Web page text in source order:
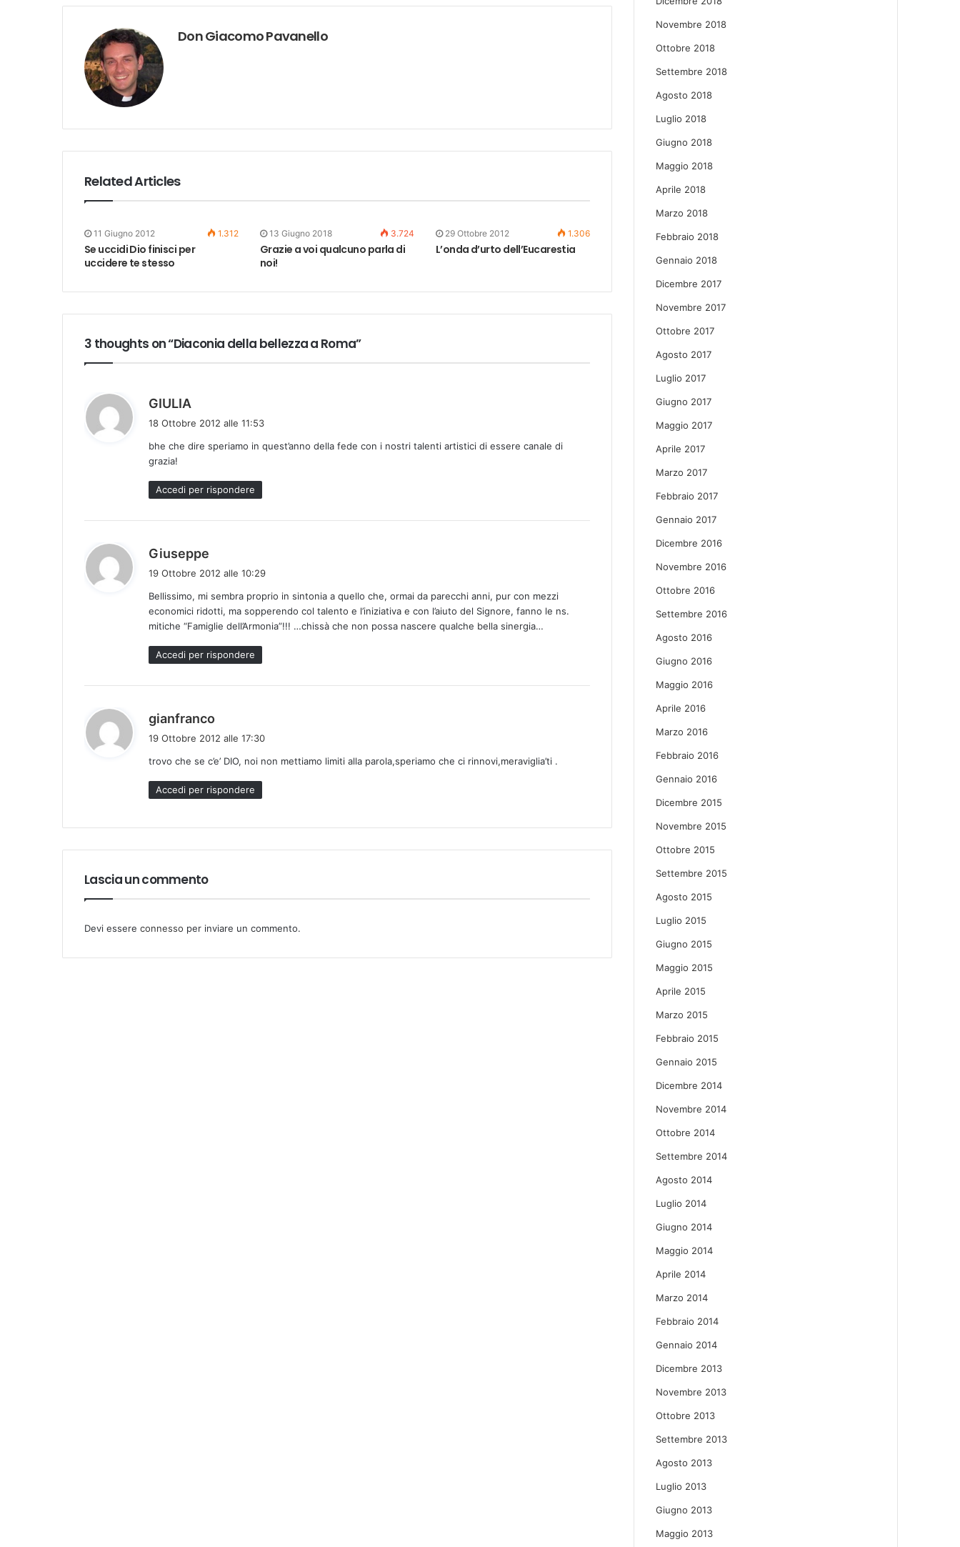
Don Giacomo Pavanello
Related Articles
11 Giugno 2012 1.312
Se uccidi Dio finisci per
uccidere te stesso
13 Giugno 2018 3.724
Grazie a voi qualcuno parla di
noi!
29 Ottobre 2012 1.306
L’onda d’urto dell’Eucarestia
3 thoughts on “Diaconia della bellezza a Roma”
GIULIA
e
t
o
18 Ottobre 2012 alle 11:53
bhe che dire speriamo in quest’anno della fede con i nostri talenti artistici di essere canale di
grazia!
Accedi per rispondere
Giuseppe
e
t
t
o
:
19 Ottobre 2012 alle 10:29
Bellissimo, mi sembra proprio in sintonia a quello che, ormai da parecchi anni, pur con mezzi
economici ridotti, ma sopperendo col talento e l’iniziativa e con l’aiuto del Signore, fanno le ns.
mitiche “Famiglie dell’Armonia”!!! …chissà che non possa nascere qualche bella sinergia…
Accedi per rispondere
gianfranco
e
t
t
:
19 Ottobre 2012 alle 17:30
trovo che se c’e’ DIO, noi non mettiamo limiti alla parola,speriamo che ci rinnovi,meraviglia’ti .
Accedi per rispondere
Lascia un commento
Devi essere connesso per inviare un commento.
Novembre 2018
Ottobre 2018
Settembre 2018
Agosto 2018
Luglio 2018
Giugno 2018
Maggio 2018
Aprile 2018
Marzo 2018
Febbraio 2018
Gennaio 2018
Dicembre 2017
Novembre 2017
Ottobre 2017
Agosto 2017
Luglio 2017
Giugno 2017
Maggio 2017
Aprile 2017
Marzo 2017
Febbraio 2017
Gennaio 2017
Dicembre 2016
Novembre 2016
Ottobre 2016
Settembre 2016
Agosto 2016
Giugno 2016
Maggio 2016
Aprile 2016
Marzo 2016
Febbraio 2016
Gennaio 2016
Dicembre 2015
Novembre 2015
Ottobre 2015
Settembre 2015
Agosto 2015
Luglio 2015
Giugno 2015
Maggio 2015
Aprile 2015
Marzo 2015
Febbraio 2015
Gennaio 2015
Dicembre 2014
Novembre 2014
Ottobre 2014
Settembre 2014
Agosto 2014
Luglio 2014
Giugno 2014
Maggio 2014
Aprile 2014
Marzo 2014
Febbraio 2014
Gennaio 2014
Dicembre 2013
Novembre 2013
Ottobre 2013
Settembre 2013
Agosto 2013
Luglio 2013
Giugno 2013
Maggio 2013